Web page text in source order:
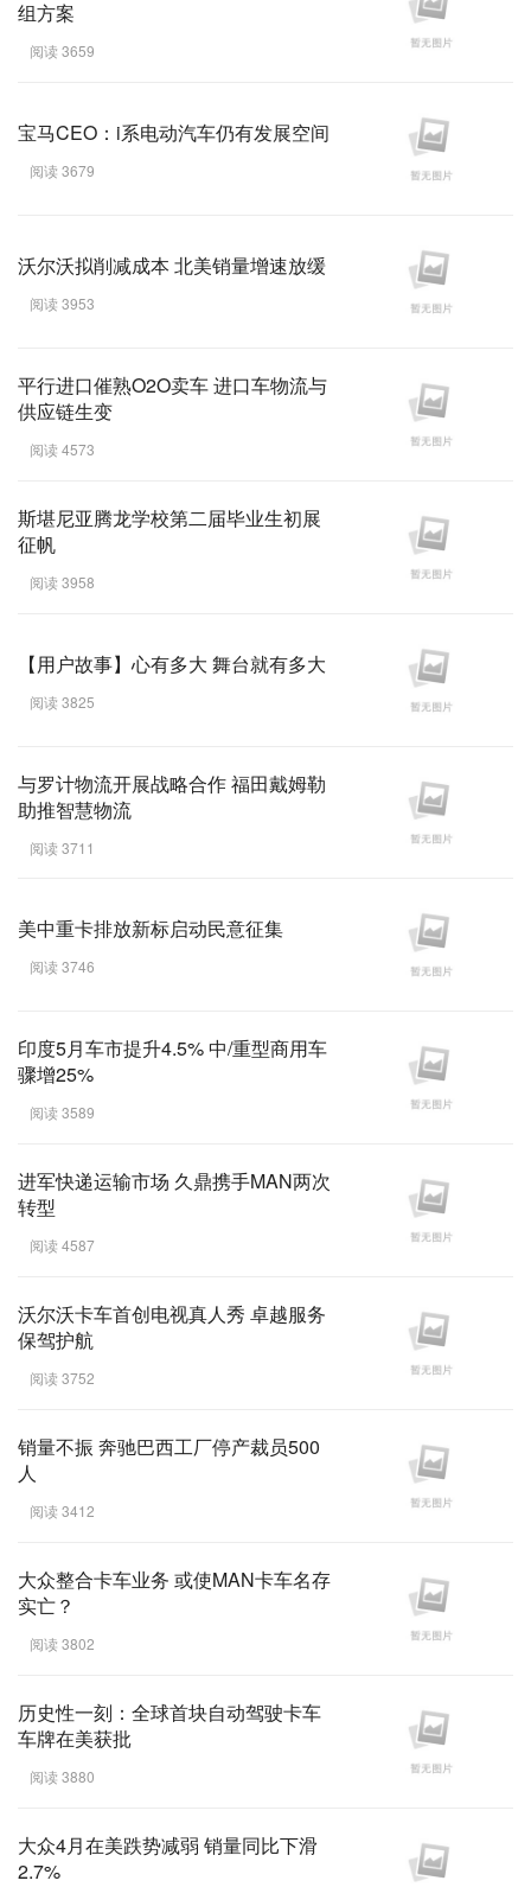
组方案
阅读 3659
宝马CEO：i系电动汽车仍有发展空间
阅读 3679
沃尔沃拟削减成本 北美销量增速放缓
阅读 3953
平行进口催熟O2O卖车 进口车物流与
供应链生变
阅读 4573
斯堪尼亚腾龙学校第二届毕业生初展
征帆
阅读 3958
【用户故事】心有多大 舞台就有多大
阅读 3825
与罗计物流开展战略合作 福田戴姆勒
助推智慧物流
阅读 3711
美中重卡排放新标启动民意征集
阅读 3746
印度5月车市提升4.5% 中/重型商用车
骤增25%
阅读 3589
进军快递运输市场 久鼎携手MAN两次
转型
阅读 4587
沃尔沃卡车首创电视真人秀 卓越服务
保驾护航
阅读 3752
销量不振 奔驰巴西工厂停产裁员500
人
阅读 3412
大众整合卡车业务 或使MAN卡车名存
实亡？
阅读 3802
历史性一刻：全球首块自动驾驶卡车
车牌在美获批
阅读 3880
大众4月在美跌势减弱 销量同比下滑
2.7%